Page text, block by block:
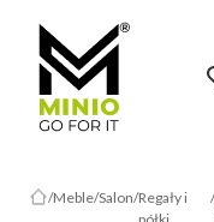
Meble Salon Regały i